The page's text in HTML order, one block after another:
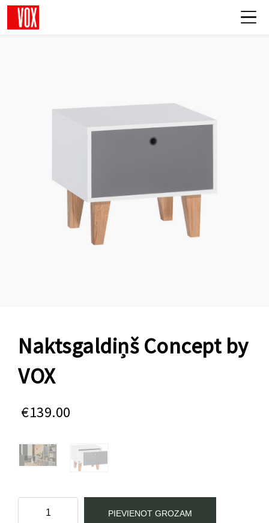
Naktsgaldiņš Concept by
VOX
€139.00
Concept
PIEVIENOT GROZAM